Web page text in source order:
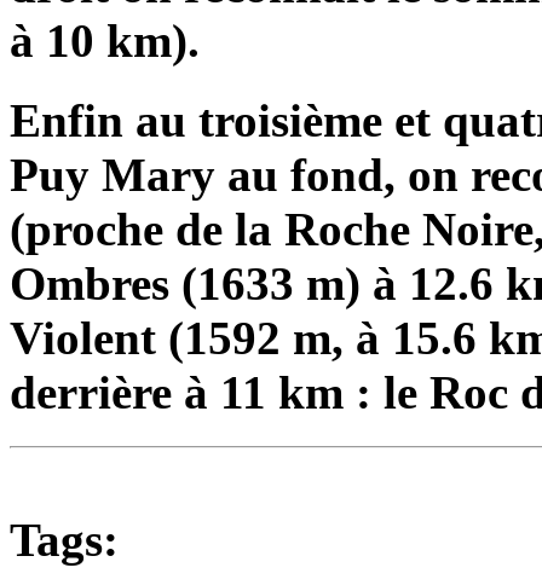
à 10 km).
Enfin au troisième et
Puy Mary au fond, on
(proche de la Roche
Ombres (1633 m) à 12.6
Violent (1592 m, à 15.6
derrière à 11 km : le Roc
Tags: